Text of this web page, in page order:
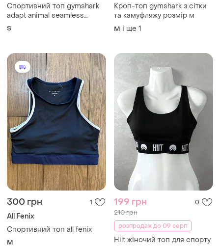
Спортивний топ gymshark
adapt animal seamless
sports bra
S
Кроп-топ gymshark з сітки
та камуфляжу розмір м
M і ще 1
300 грн 1
All Fenix
Спортивний топ all fenix
M
199 грн 0
210 грн
розпродаж до 09 серп
Hilt жіночий топ для спорту